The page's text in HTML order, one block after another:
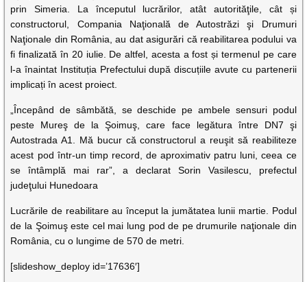
prin Simeria. La începutul lucrărilor, atât autorităţile, cât și
constructorul, Compania Naţională de Autostrăzi şi Drumuri
Naţionale din România, au dat asigurări că reabilitarea podului va
fi finalizată în 20 iulie. De altfel, acesta a fost și termenul pe care
l-a înaintat Instituția Prefectului după discuțiile avute cu partenerii
implicați în acest proiect.
„Începând de sâmbătă, se deschide pe ambele sensuri podul
peste Mureş de la Şoimuş, care face legătura între DN7 şi
Autostrada A1. Mă bucur că constructorul a reuşit să reabiliteze
acest pod într-un timp record, de aproximativ patru luni, ceea ce
se întâmplă mai rar”, a declarat Sorin Vasilescu, prefectul
judeţului Hunedoara
Lucrările de reabilitare au început la jumătatea lunii martie. Podul
de la Şoimuş este cel mai lung pod de pe drumurile naţionale din
România, cu o lungime de 570 de metri.
[slideshow_deploy id=’17636′]